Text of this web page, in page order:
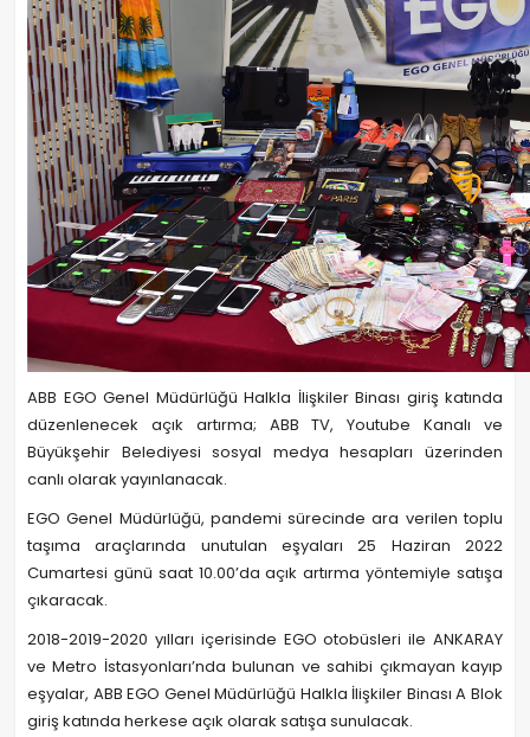
ABB EGO Genel Müdürlüğü Halkla İlişkiler Binası giriş katında
düzenlenecek açık artırma; ABB TV, Youtube Kanalı ve
Büyükşehir Belediyesi sosyal medya hesapları üzerinden
canlı olarak yayınlanacak.
EGO Genel Müdürlüğü, pandemi sürecinde ara verilen toplu
taşıma araçlarında unutulan eşyaları 25 Haziran 2022
Cumartesi günü saat 10.00’da açık artırma yöntemiyle satışa
çıkaracak.
2018-2019-2020 yılları içerisinde EGO otobüsleri ile ANKARAY
ve Metro İstasyonları’nda bulunan ve sahibi çıkmayan kayıp
eşyalar, ABB EGO Genel Müdürlüğü Halkla İlişkiler Binası A Blok
giriş katında herkese açık olarak satışa sunulacak.